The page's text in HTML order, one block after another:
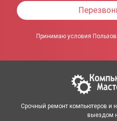
Принимаю условия
Срочный ремонт компьютеров и
выездом